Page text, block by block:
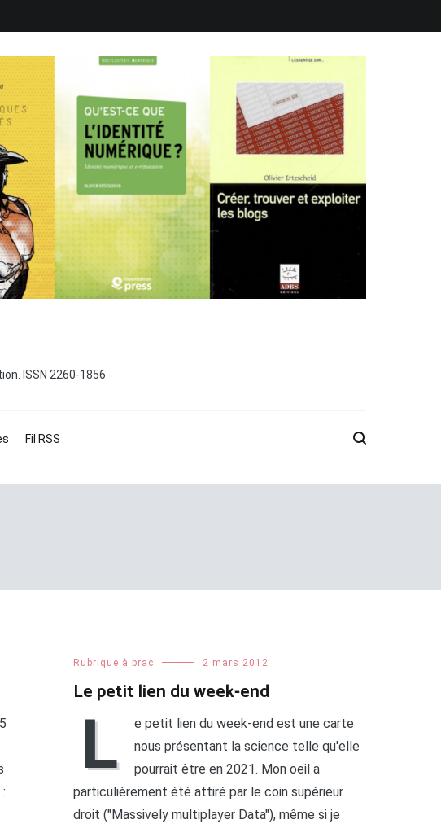
ISSN 2260-1856
Fil RSS
Rubrique à brac 2 mars 2012
Le petit lien du week-end
L
e petit lien du week-end est une carte
nous présentant la science telle qu'elle
pourrait être en 2021. Mon oeil a
particulièrement été attiré par le coin supérieur
droit ("Massively multiplayer Data"), même si je